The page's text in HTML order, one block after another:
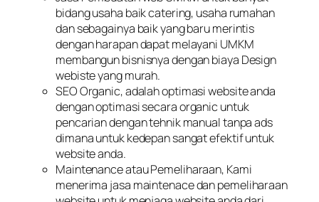
bidang usaha baik catering, usaha rumahan
dan sebagainya baik yang baru merintis
dengan harapan dapat melayani UMKM
membangun bisnisnya dengan biaya Design
webiste yang murah.
SEO Organic, adalah optimasi website anda
dengan optimasi secaraorganic untuk
pencarian dengan tehnik manual tanpaads
dimana untuk kedepan sangat efektif untuk
website anda.
Maintenanceatau Pemeliharaan, Kami
menerima jasa maintenacedan pemeliharaan